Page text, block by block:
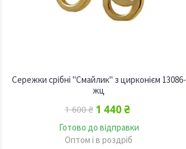
Сережки срібні "Смайлик" з цирконієм 13086-
жц
1 600 ₴ 1 440 ₴
Готово до відправки
Оптом і в роздріб